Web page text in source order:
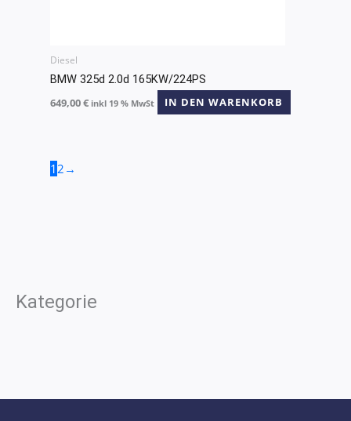
Kategorie
Diesel
BMW 325d 2.0d 165KW/224PS
649,00€ inkl 19 % MwSt IN DEN WARENKORB
12 →